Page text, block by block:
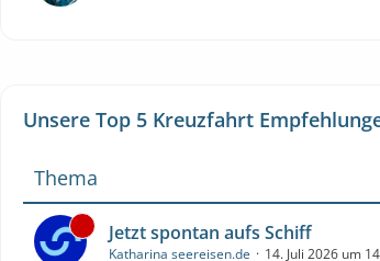
Unsere Top 5 Kreuzfahrt
Thema
Jetzt spontan aufs Schiff
Katharina seereisen.de 14. Juli 2026 um